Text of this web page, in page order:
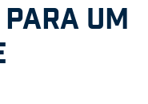
um